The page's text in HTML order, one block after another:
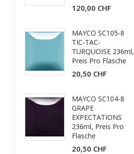
120,00 CHF
MAYCO SC105-8
TIC-TAC-
TURQUOISE 236ml,
Preis Pro Flasche
20,50 CHF
MAYCO SC104-8
GRAPE
EXPECTATIONS
236ml, Preis Pro
Flasche
20,50 CHF